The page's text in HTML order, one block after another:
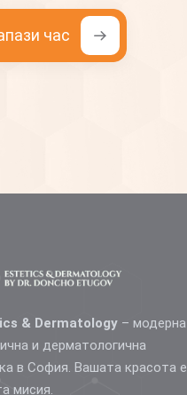
час
& Dermatology – модерна
и дерматологична
в София. Вашата красота е
мисия.